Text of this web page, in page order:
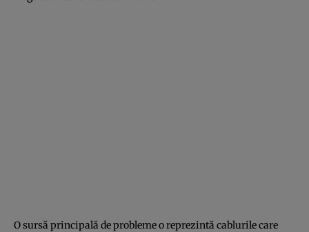
O sursă principală de probleme o reprezintă cablurile care